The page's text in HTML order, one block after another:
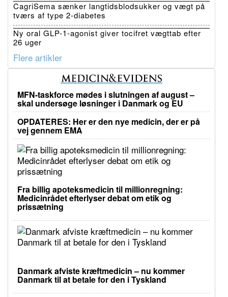
CagriSema sænker langtidsblodsukker og vægt på
tværs af type 2-diabetes
Ny oral GLP-1-agonist giver tocifret vægttab efter
26 uger
Flere artikler
MFN-taskforce mødes i slutningen af august –
skal undersøge løsninger i Danmark og EU
OPDATERES: Her er den nye medicin, der er på
vej gennem EMA
Fra billig apoteksmedicin til millionregning:
Medicinrådet efterlyser debat om etik og
prissætning
Danmark afviste kræftmedicin – nu kommer
Danmark til at betale for den i Tyskland